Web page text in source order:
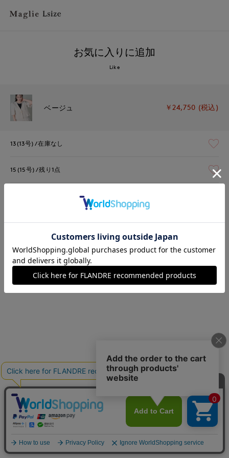
お気に入りに追加
Like
ベージュ ￥24,750 (税込)
13(13号) 在庫なし
15(15号) 残り1点